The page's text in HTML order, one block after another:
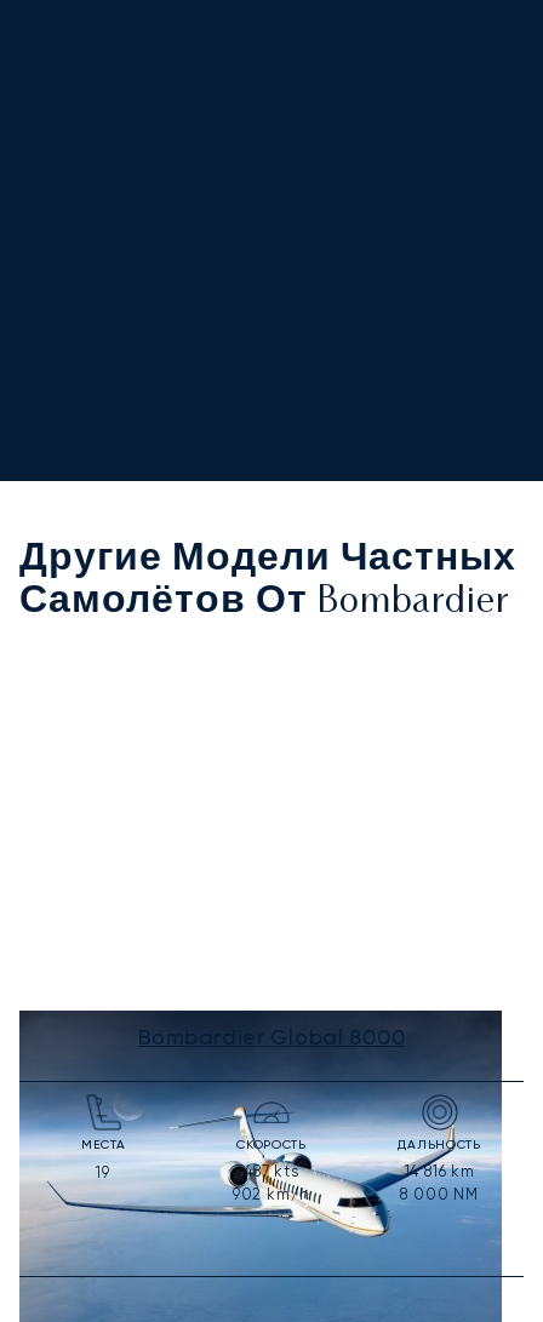
Другие Модели Частных
Самолётов От Bombardier
Bombardier Global 8000
МЕСТА
19
СКОРОСТЬ
487kts
902 km/h
ДАЛЬНОСТЬ
14 816km
8 000 NM